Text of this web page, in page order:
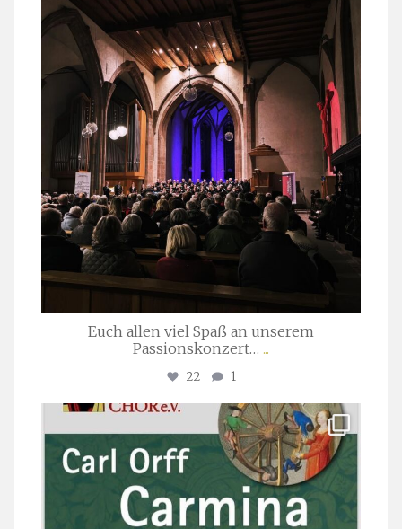
stuttgarter_oratorienchor
März 24
Euch allen viel Spaß an unserem
Passionskonzert… ...
22 1
stuttgarter_oratorienchor
Juli 22